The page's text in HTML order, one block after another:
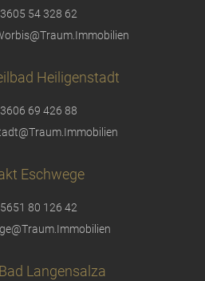
54 328 62
Heiligenstadt
69 426 88
Eschwege
80 126 42
Langensalza